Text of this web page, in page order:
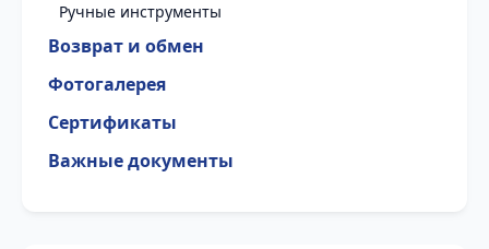
Ручные инструменты
Возврат и обмен
Фотогалерея
Сертификаты
Важные документы